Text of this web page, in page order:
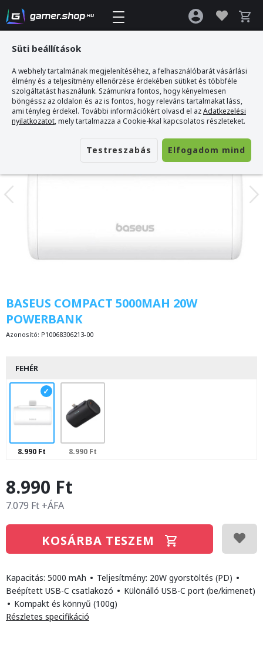
Gamer webshop >Baseus Compact 5000mAh 20W powerbank
BASEUS COMPACT 5000MAH 20W
POWERBANK
Azonosító: P10068306213-00
FEHÉR
8.990 Ft 8.990 Ft
8.990 Ft
7.079 Ft +ÁFA
KOSÁRBA TESZEM
Kapacitás: 5000 mAh • Teljesítmény: 20W gyorstöltés (PD) •
Beépített USB-C csatlakozó • Különálló USB-C port (be/kimenet)
• Kompakt és könnyű (100g)
Részletes specifikáció
Süti beállítások
A webhely tartalmának megjelenítéséhez, a felhasználóbarát vásárlási
élmény és a teljesítmény ellenőrzése érdekében sütiket és többféle
szolgáltatást használunk. Számunkra fontos, hogy kényelmesen
böngéssz az oldalon és az is fontos, hogy releváns tartalmakat láss,
ami tényleg érdekel. További információkért olvasd el azAdatkezelési
nyilatkozatot, mely tartalmazza a Cookie-kkal kapcsolatos részleteket.
Testreszabás Elfogadom mind